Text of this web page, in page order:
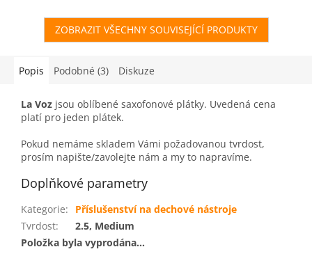
ZOBRAZIT VŠECHNY SOUVISEJÍCÍ PRODUKTY
Popis Podobné (3) Diskuze
La Voz jsou oblíbené saxofonové plátky. Uvedená cena
platí pro jeden plátek.
Pokud nemáme skladem Vámi požadovanou tvrdost,
prosím napište/zavolejte nám a my to napravíme.
Doplňkové parametry
Kategorie:
Příslušenství na dechové nástroje
Tvrdost:
2.5, Medium
Položka byla vyprodána…